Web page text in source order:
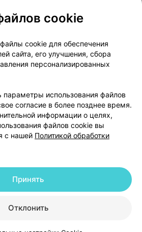
Новости проекта
Медицинский маркетинг
договор
Доставка
Вакансии
Партнеры
руководителю 103.by
в поддержку
настройки Cookie
191700409 | 220012, Республика Беларусь,
+375 291212755
cookie
cookie для обеспечения
сайта, его улучшения, сбора
персонализированных
использования файлов
согласие в более позднее время.
информации о целях,
файлов cookie вы
с нашей Политикой обработки
Отклонить
Принять